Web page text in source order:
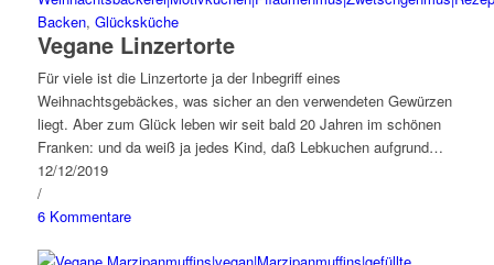
Backen, Glücksküche
Vegane Linzertorte
Für viele ist die Linzertorte ja der Inbegriff eines
Weihnachtsgebäckes, was sicher an den verwendeten Gewürzen
liegt. Aber zum Glück leben wir seit bald 20 Jahren im schönen
Franken: und da weiß ja jedes Kind, daß Lebkuchen aufgrund…
12/12/2019
/
6 Kommentare